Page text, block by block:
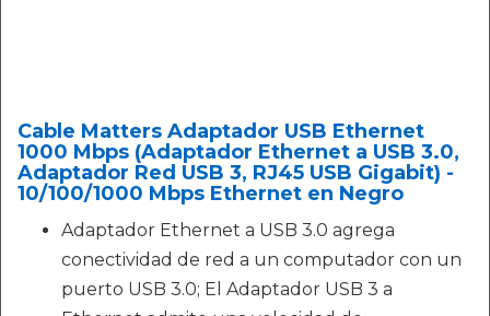
Cable Matters Adaptador USB Ethernet
1000 Mbps (Adaptador Ethernet a USB 3.0,
Adaptador Red USB 3, RJ45 USB Gigabit) -
10/100/1000 Mbps Ethernet en Negro
Adaptador Ethernet a USB 3.0 agrega
conectividad de red a un computador con un
puerto USB 3.0; El Adaptador USB 3 a